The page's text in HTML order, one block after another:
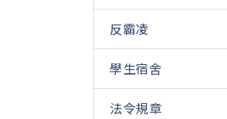
反霸凌
學生宿舍
法令規章